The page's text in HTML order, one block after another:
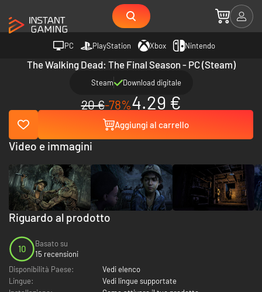
PC PlayStation Xbox Nintendo
The Walking Dead: The Final Season - PC (Steam)
Steam Download digitale
20 €-78%4.29 €
Aggiungi al carrello
Riguardo al prodotto
10
Basato su
15 recensioni
Disponibilità Paese:
Vedi elenco
Lingue:
Vedi lingue supportate
Video e immagini